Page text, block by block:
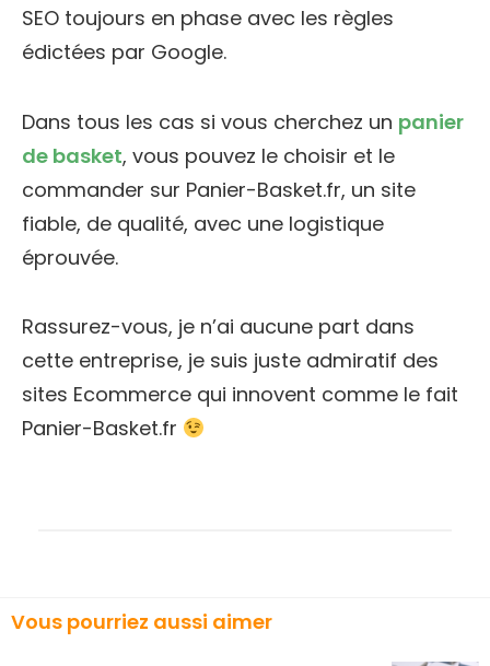
SEO toujours en phase avec les règles
édictées par Google.
Dans tous les cas si vous cherchez un panier
de basket, vous pouvez le choisir et le
commander sur Panier-Basket.fr, un site
fiable, de qualité, avec une logistique
éprouvée.
Rassurez-vous, je n’ai aucune part dans
cette entreprise, je suis juste admiratif des
sites Ecommerce qui innovent comme le fait
Panier-Basket.fr
Vous pourriez aussi aimer